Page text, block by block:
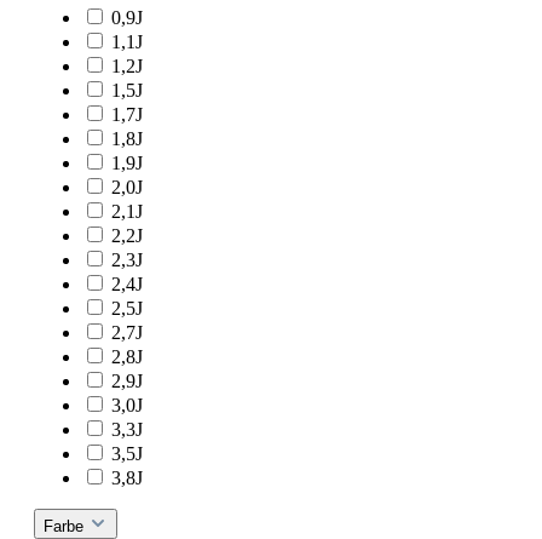
0,9J
1,1J
1,2J
1,5J
1,7J
1,8J
1,9J
2,0J
2,1J
2,2J
2,3J
2,4J
2,5J
2,7J
2,8J
2,9J
3,0J
3,3J
3,5J
3,8J
Farbe